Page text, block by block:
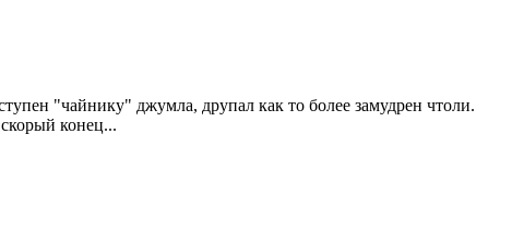
"чайнику" джумла, друпал как то более замудрен чтоли.
конец...